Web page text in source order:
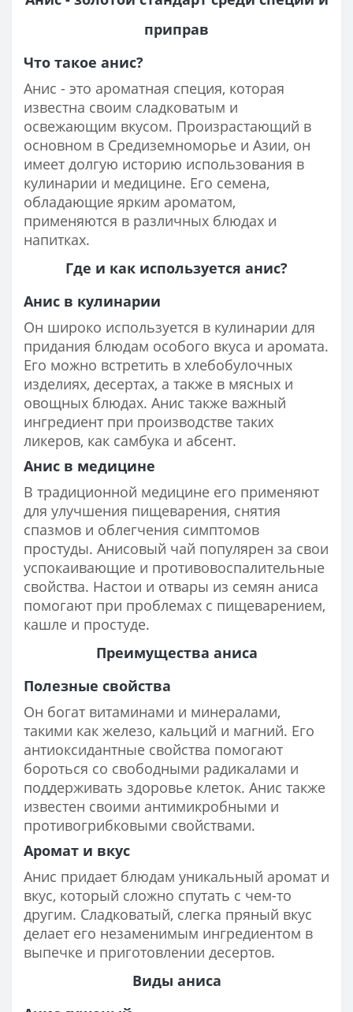
приправ
Что такое анис?
Анис - это ароматная специя, которая
известна своим сладковатым и
освежающим вкусом. Произрастающий в
основном в Средиземноморье и Азии, он
имеет долгую историю использования в
кулинарии и медицине. Его семена,
обладающие ярким ароматом,
применяются в различных блюдах и
напитках.
Где и как используется анис?
Анис в кулинарии
Он широко используется в кулинарии для
придания блюдам особого вкуса и аромата.
Его можно встретить в хлебобулочных
изделиях, десертах, а также в мясных и
овощных блюдах. Анис также важный
ингредиент при производстве таких
ликеров, как самбука и абсент.
Анис в медицине
В традиционной медицине его применяют
для улучшения пищеварения, снятия
спазмов и облегчения симптомов
простуды. Анисовый чай популярен за свои
успокаивающие и противовоспалительные
свойства. Настои и отвары из семян аниса
помогают при проблемах с пищеварением,
кашле и простуде.
Преимущества аниса
Полезные свойства
Он богат витаминами и минералами,
такими как железо, кальций и магний. Его
антиоксидантные свойства помогают
бороться со свободными радикалами и
поддерживать здоровье клеток. Анис также
известен своими антимикробными и
противогрибковыми свойствами.
Аромат и вкус
Анис придает блюдам уникальный аромат и
вкус, который сложно спутать с чем-то
другим. Сладковатый, слегка пряный вкус
делает его незаменимым ингредиентом в
выпечке и приготовлении десертов.
Виды аниса